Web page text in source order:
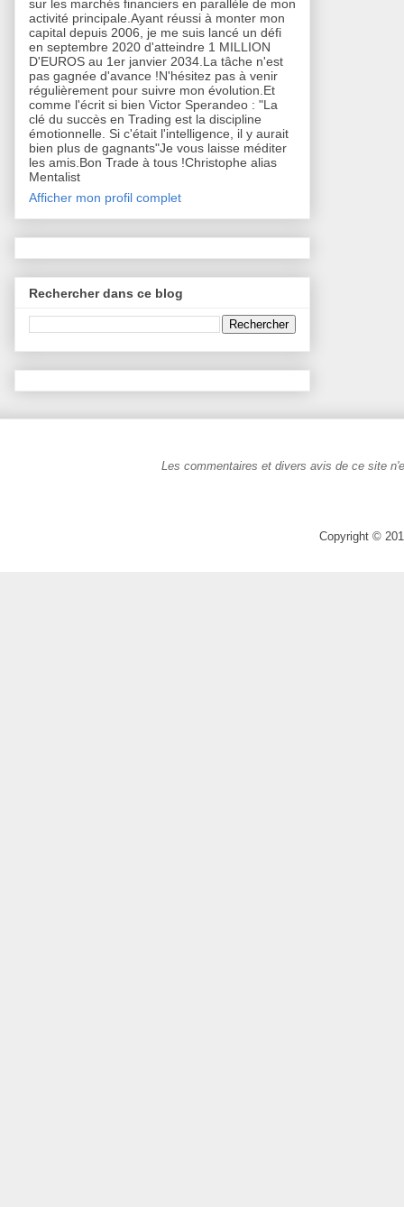
sur les marchés financiers en parallèle de mon
activité principale.Ayant réussi à monter mon
capital depuis 2006, je me suis lancé un défi
en septembre 2020 d'atteindre 1 MILLION
D'EUROS au 1er janvier 2034.La tâche n'est
pas gagnée d'avance !N'hésitez pas à venir
régulièrement pour suivre mon évolution.Et
comme l'écrit si bien Victor Sperandeo : "La
clé du succès en Trading est la discipline
émotionnelle. Si c'était l'intelligence, il y aurait
bien plus de gagnants"Je vous laisse méditer
les amis.Bon Trade à tous !Christophe alias
Mentalist
Afficher mon profil complet
Rechercher dans ce blog
Les commentaires et divers avis de ce site
Copyright ©